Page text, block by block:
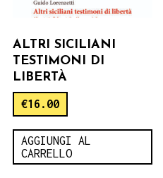
ALTRI SICILIANI
TESTIMONI DI
LIBERTÀ
€16.00
AGGIUNGI AL
CARRELLO